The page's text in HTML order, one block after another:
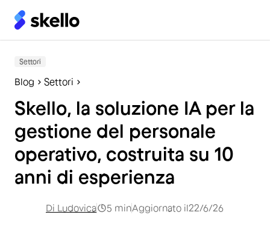
Settori
Blog Settori
Skello, la soluzione IA per la
gestione del personale
operativo, costruita su 10
anni di esperienza
Di Ludovica 5 minAggiornato il22/6/26